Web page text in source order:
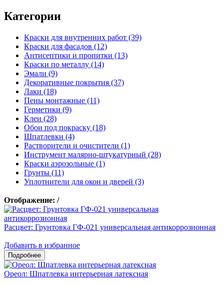
Категории
Краски для внутренних работ (39)
Краски для фасадов (12)
Антисептики и пропитки (13)
Краски по металлу (14)
Эмали (9)
Декоративные покрытия (37)
Лаки (18)
Пены монтажные (11)
Герметики (9)
Клеи (28)
Обои под покраску (18)
Шпатлевки (4)
Растворители и очистители (1)
Инструмент малярно-штукатурный (28)
Краски аэрозольные (1)
Грунты (11)
Уплотнители для окон и дверей (3)
Отображение: /
Расцвет: Грунтовка ГФ-021 универсальная антикоррозионная
Добавить в избранное
Ореол: Шпатлевка интерьерная латексная